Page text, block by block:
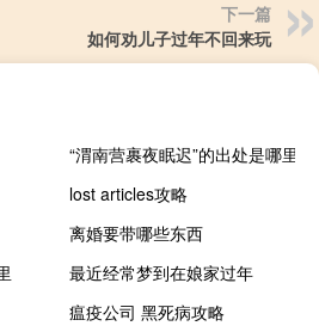
下一篇
如何劝儿子过年不回来玩
“渭南营裹夜眠迟”的出处是哪里
lost articles攻略
离婚要带哪些东西
最近经常梦到在娘家过年
瘟疫公司 黑死病攻略